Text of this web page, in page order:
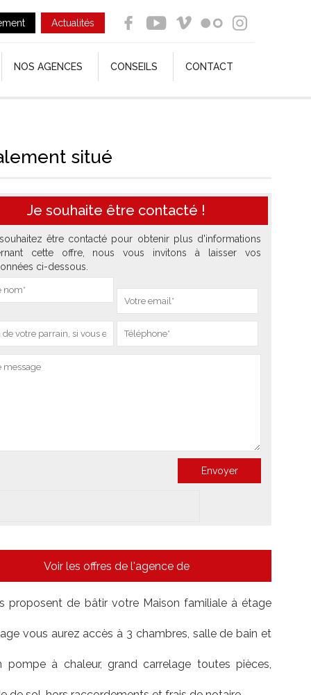
Actualités
NOS AGENCES CONSEILS CONTACT
situé
Je souhaite être contacté !
être contacté pour obtenir plus d'informations
cette offre, nous vous invitons à laisser vos
ci-dessous.
Voir les offres de l'agence de
proposent de bâtir votre Maison familiale à étage
vous aurez accès à 3 chambres, salle de bain et
à chaleur, grand carrelage toutes pièces,